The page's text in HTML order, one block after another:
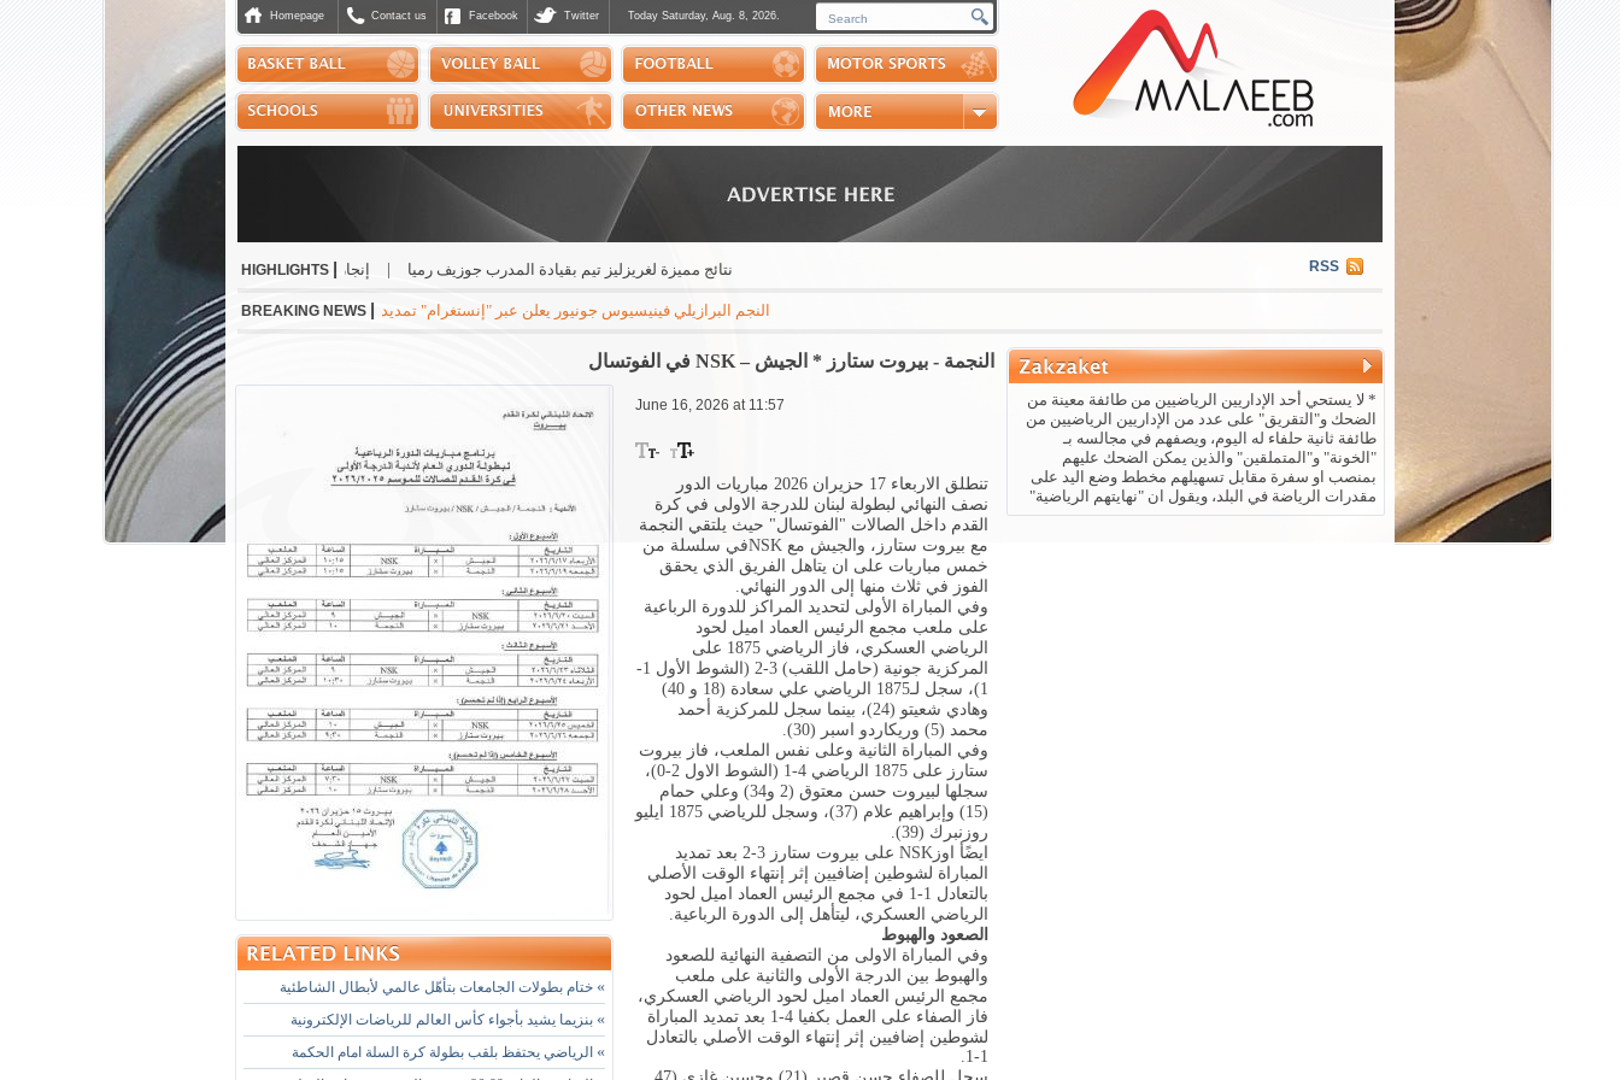
Homepage Contact us Facebook Twitter Today Saturday, Aug. 8, 2026.
Polls
Scores
Handball
HIGHLIGHTS |
إنجاز مشرّف للبنان دولياً في رياضة الجوجيتسو نتائج مميزة لغريزليز تيم بقيادة المدرب جوزيف رميا RSS
BREAKING NEWS |
النجم البرازيلي فينيسيوس جونيور يعلن عبر "إنستغرام" تمديد عقده مع ريال مدريد الاسباني لست سنوات مقبلة براتب سنوي بقيمة 24 مليون
النجمة - بيروت ستارز * الجيش – NSK في الفوتسال
» ختام بطولات الجامعات بتأهّل عالمي لأبطال الشاطئية
» بنزيما يشيد بأجواء كأس العالم للرياضات الإلكترونية
» الرياضي يحتفظ بلقب بطولة كرة السلة امام الحكمة
June 16, 2026 at 11:57
تنطلق الاربعاء 17 حزيران 2026 مباريات الدور
نصف النهائي لبطولة لبنان للدرجة الاولى في كرة
القدم داخل الصالات "الفوتسال" حيث يلتقي النجمة
مع بيروت ستارز، والجيش مع NSKفي سلسلة من
خمس مباريات على ان يتاهل الفريق الذي يحقق
الفوز في ثلاث منها إلى الدور النهائي.
وفي المباراة الأولى لتحديد المراكز للدورة الرباعية
على ملعب مجمع الرئيس العماد اميل لحود
الرياضي العسكري، فاز الرياضي 1875 على
المركزية جونية (حامل اللقب) 3-2 (الشوط الأول 1-
1)، سجل لـ1875 الرياضي علي سعادة (18 و 40)
وهادي شعيتو (24)، بينما سجل للمركزية أحمد
محمد (5) وريكاردو اسبر (30).
وفي المباراة الثانية وعلى نفس الملعب، فاز بيروت
ستارز على 1875 الرياضي 4-1 (الشوط الاول 2-0)،
سجلها لبيروت حسن معتوق (2 و34) وعلي حمام
(15) وإبراهيم علام (37)، وسجل للرياضي 1875 ايليو
روزنبرك (39).
ايضًأ اوز NSK
على بيروت ستارز 3-2 بعد تمديد
المباراة لشوطين إضافيين إثر إنتهاء الوقت الأصلي
بالتعادل 1-1 في مجمع الرئيس العماد اميل لحود
الرياضي العسكري، ليتأهل إلى الدورة الرباعية.
الصعود والهبوط
وفي المباراة الاولى من التصفية النهائية للصعود
والهبوط بين الدرجة الأولى والثانية على ملعب
مجمع الرئيس العماد اميل لحود الرياضي العسكري،
فاز الصفاء على العمل بكفيا 4-1 بعد تمديد المباراة
لشوطين إضافيين إثر إنتهاء الوقت الأصلي بالتعادل
1-1.
* لا يستحي أحد الإداريين الرياضيين من طائفة معينة من
الضحك و"التقريق" على عدد من الإداريين الرياضيين من
طائفة ثانية حلفاء له اليوم، ويصفهم في مجالسه بـ
"الخونة" و"المتملقين" والذين يمكن الضحك عليهم
بمنصب او سفرة مقابل تسهيلهم مخطط وضع اليد على
مقدرات الرياضة في البلد، ويقول ان "نهايتهم الرياضية"